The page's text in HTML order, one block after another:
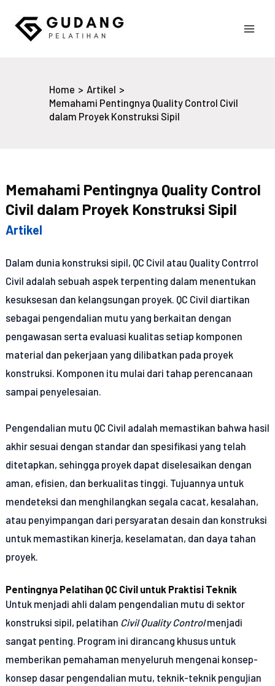
content
Home
Artikel
Memahami Pentingnya Quality Control Civil
dalam Proyek Konstruksi Sipil
Memahami Pentingnya Quality Control
Civil dalam Proyek Konstruksi Sipil
Artikel
Dalam dunia konstruksi sipil, QC Civil atau Quality Contrrol
Civil adalah sebuah aspek terpenting dalam menentukan
kesuksesan dan kelangsungan proyek. QC Civil diartikan
sebagai pengendalian mutu yang berkaitan dengan
pengawasan serta evaluasi kualitas setiap komponen
material dan pekerjaan yang dilibatkan pada proyek
konstruksi. Komponen itu mulai dari tahap perencanaan
sampai penyelesaian.
Pengendalian mutu QC Civil adalah memastikan bahwa hasil
akhir sesuai dengan standar dan spesifikasi yang telah
ditetapkan, sehingga proyek dapat diselesaikan dengan
aman, efisien, dan berkualitas tinggi. Tujuannya untuk
mendeteksi dan menghilangkan segala cacat, kesalahan,
atau penyimpangan dari persyaratan desain dan konstruksi
untuk memastikan kinerja, keselamatan, dan daya tahan
proyek.
Pentingnya Pelatihan QC Civil untuk Praktisi Teknik
Untuk menjadi ahli dalam pengendalian mutu di sektor
konstruksi sipil, pelatihan Civil Quality Controlmenjadi
sangat penting. Program ini dirancang khusus untuk
memberikan pemahaman menyeluruh mengenai konsep-
konsep dasar pengendalian mutu, teknik-teknik pengujian